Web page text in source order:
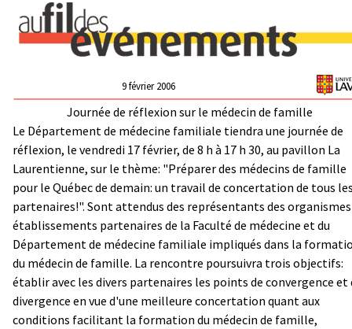
9 février 2006
Journée de réflexion sur le médecin de famille
Le Département de médecine familiale tiendra une journée de
réflexion, le vendredi 17 février, de 8 h à 17 h 30, au pavillon La
Laurentienne, sur le thème: "Préparer des médecins de famille
pour le Québec de demain: un travail de concertation de tous
partenaires!". Sont attendus des représentants des
établissements partenaires de la Faculté de médecine et du
Département de médecine familiale impliqués dans la
du médecin de famille. La rencontre poursuivra trois objectifs:
établir avec les divers partenaires les points de convergence et
divergence en vue d'une meilleure concertation quant aux
conditions facilitant la formation du médecin de famille,